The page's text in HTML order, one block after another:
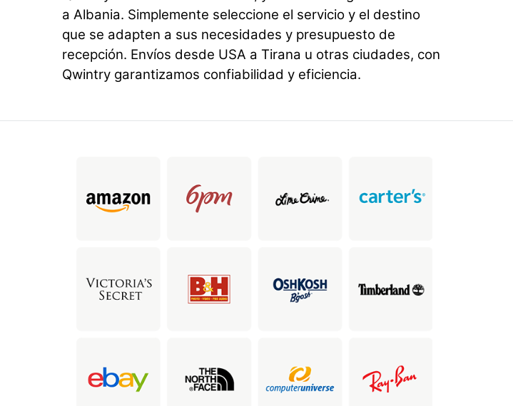
a Albania. Simplemente seleccione el servicio y el destino
que se adapten a sus necesidades y presupuesto de
recepción. Envíos desde USA a Tirana u otras ciudades, con
Qwintry garantizamos confiabilidad y eficiencia.